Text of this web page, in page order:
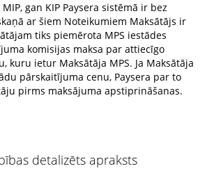
gan KIP Paysera sistēmā ir bez
ar šiem Noteikumiem Maksātājs ir
tiks piemērota MPS iestādes
komisijas maksa par attiecīgo
kuru ietur Maksātāja MPS. Ja Maksātāja
pārskaitījuma cenu, Paysera par to
pirms maksājuma apstiprināšanas.
detalizēts apraksts